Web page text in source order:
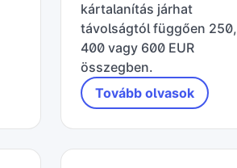
kártalanítás járhat
távolságtól függően 250,
400 vagy 600 EUR
összegben.
Tovább olvasok